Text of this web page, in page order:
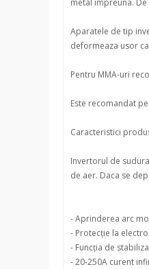
Aparatele de tip
deformeaza usor
Pentru MMA-uri
Este recomandat
Caracteristici
Invertorul de
de aer. Daca se
- Aprinderea arc
- Protecție la
- Funcția de
- 20-250A curent